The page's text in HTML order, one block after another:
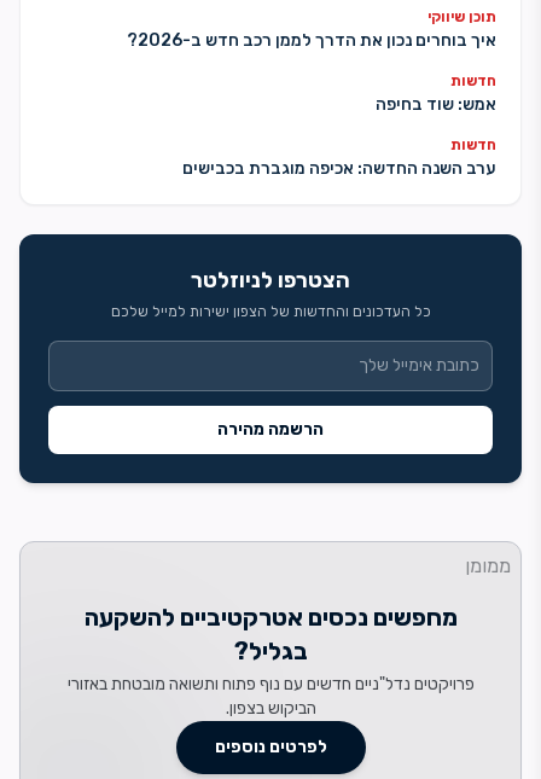
תוכן שיווקי
איך בוחרים נכון את הדרך לממן רכב חדש ב-2026?
חדשות
אמש: שוד בחיפה
חדשות
ערב השנה החדשה: אכיפה מוגברת בכבישים
הצטרפו לניוזלטר
כל העדכונים והחדשות של הצפון ישירות למייל שלכם
הרשמה מהירה
ממומן
מחפשים נכסים אטרקטיביים להשקעה
בגליל?
פרויקטים נדל"ניים חדשים עם נוף פתוח ותשואה מובטחת באזורי
הביקוש בצפון.
לפרטים נוספים